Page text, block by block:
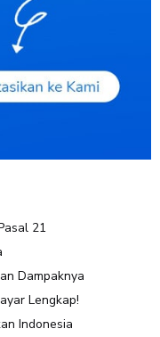
21
Dampaknya
Lengkap!
Indonesia